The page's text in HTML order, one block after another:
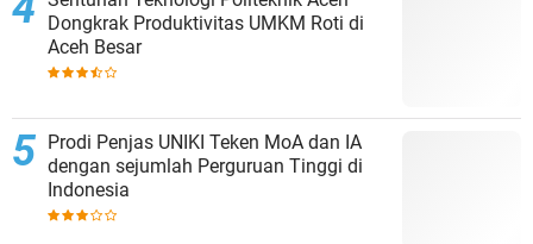
Dongkrak Produktivitas UMKM Roti di
Aceh Besar
Prodi Penjas UNIKI Teken MoA dan IA
dengan sejumlah Perguruan Tinggi di
Indonesia